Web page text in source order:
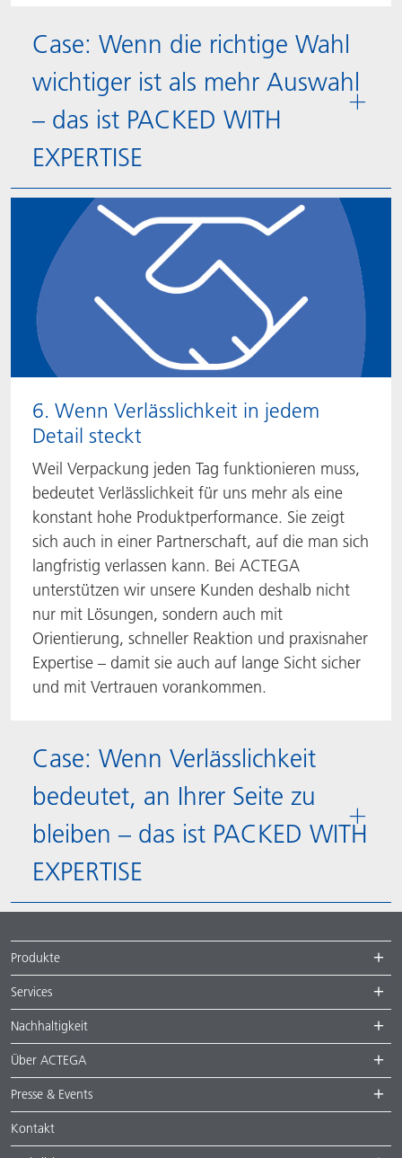
Case: Wenn die richtige Wahl
wichtiger ist als mehr Auswahl
– das ist PACKED WITH
EXPERTISE
6. Wenn Verlässlichkeit in jedem
Detail steckt
Weil Verpackung jeden Tag funktionieren muss,
bedeutet Verlässlichkeit für uns mehr als eine
konstant hohe Produktperformance. Sie zeigt
sich auch in einer Partnerschaft, auf die man sich
langfristig verlassen kann. Bei ACTEGA
unterstützen wir unsere Kunden deshalb nicht
nur mit Lösungen, sondern auch mit
Orientierung, schneller Reaktion und praxisnaher
Expertise – damit sie auch auf lange Sicht sicher
und mit Vertrauen vorankommen.
Case: Wenn Verlässlichkeit
bedeutet, an Ihrer Seite zu
bleiben – das ist PACKED WITH
EXPERTISE
Produkte
Services
Nachhaltigkeit
Über ACTEGA
Presse & Events
Kontakt